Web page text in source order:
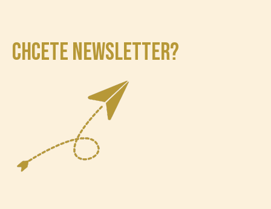
CHCETE NEWSLETTER?